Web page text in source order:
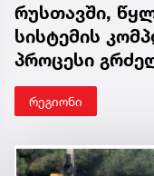
რუსთავში,
სისტემის
პროცესი
რეგიონი